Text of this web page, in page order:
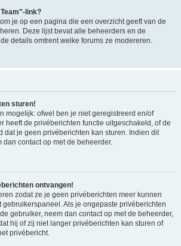
link?
je op een pagina die een overzicht geeft van de
Deze lijst bevat alle beheerders en de
details omtrent welke forums ze modereren.
sturen!
mogelijk: ofwel ben je niet geregistreerd en/of
heeft de privéberichten functie uitgeschakeld, of de
dat je geen privéberichten kan sturen. Indien dit
dan contact op met de beheerder.
ontvangen!
zodat ze je geen privéberichten meer kunnen
gebruikerspaneel. Als je ongepaste privéberichten
gebruiker, neem dan contact op met de beheerder,
hij of zij niet langer privéberichten kan sturen of
privébericht.